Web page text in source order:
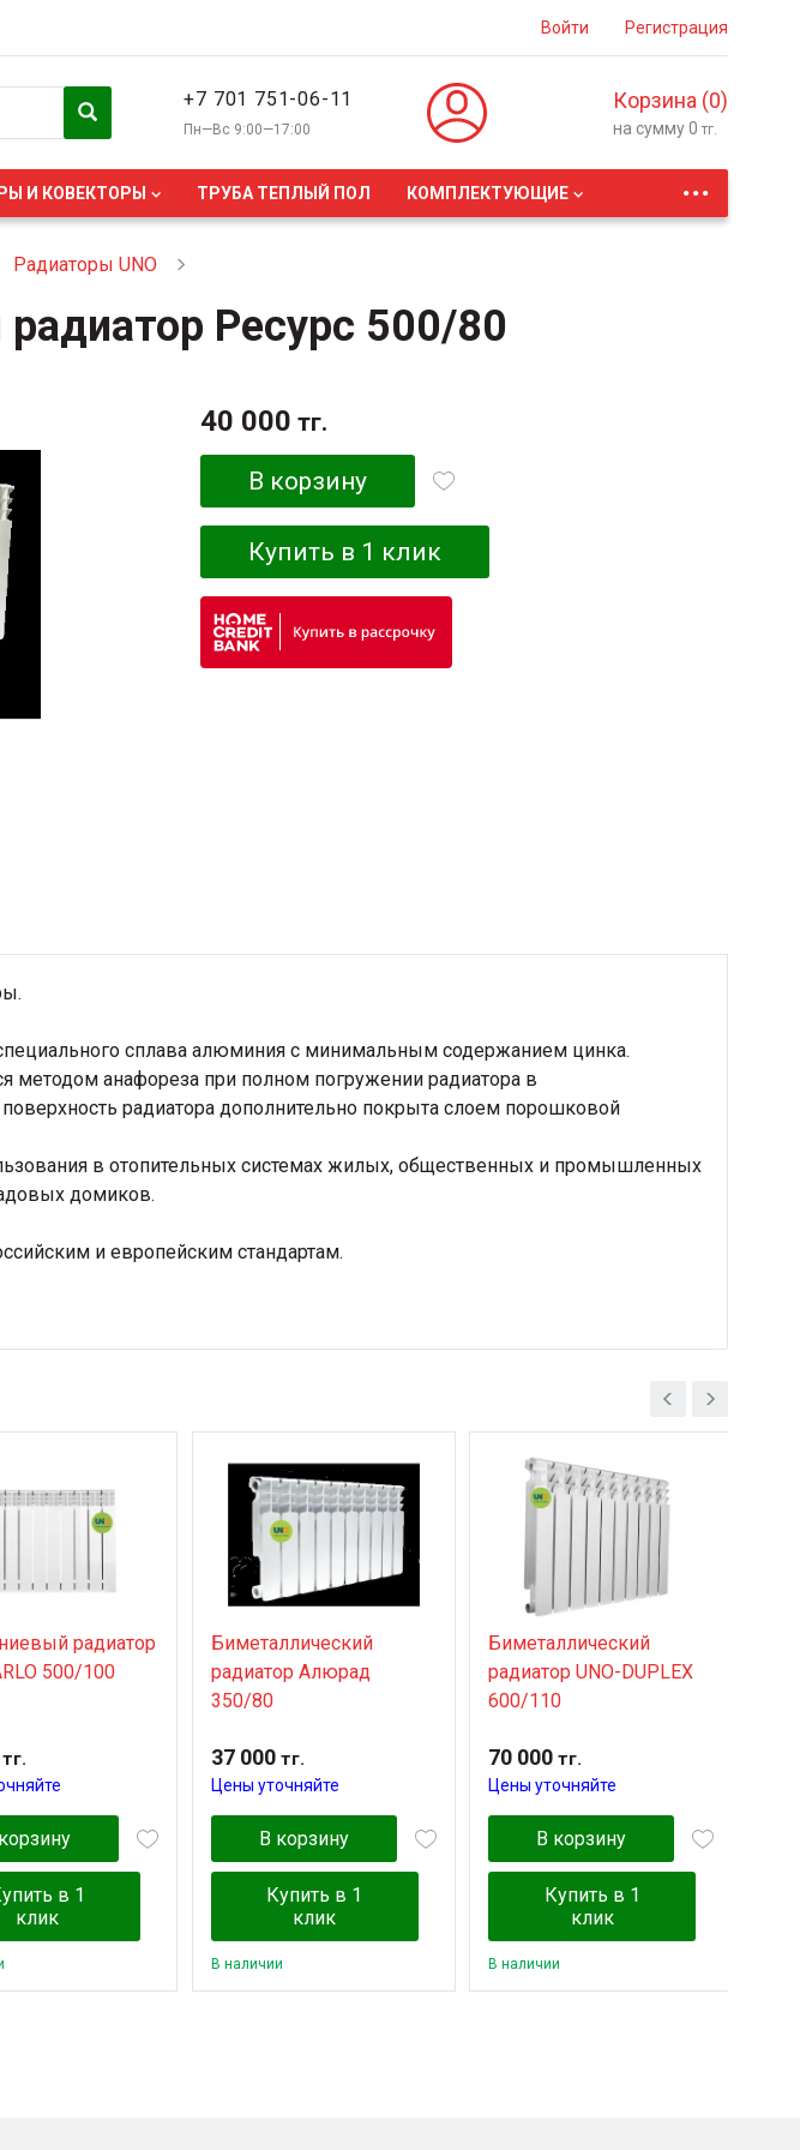
Войти Регистрация
+7 701 751-06-11
Пн—Вс 9:00—17:00
Корзина (0)
на сумму0 тг.
И КОВЕКТОРЫ ТРУБА ТЕПЛЫЙ ПОЛ КОМПЛЕКТУЮЩИЕ ...
Радиаторы UNO
Ресурс 500/80
40 000 тг.
В корзину
Купить в 1 клик
сплава алюминия с минимальным содержанием цинка.
методом анафореза при полном погружении радиатора в
радиатора дополнительно покрыта слоем порошковой
в отопительных системах жилых, общественных и промышленных
домиков.
и европейским стандартам.
радиатор
500/100
тг.
в 1
клик
Биметаллический
радиатор Алюрад
350/80
37 000тг.
Цены уточняйте
В корзину
Купить в 1
клик
В наличии
Биметаллический
радиатор UNO-DUPLEX
600/110
70 000 тг.
Цены уточняйте
В корзину
Купить в 1
клик
В наличии